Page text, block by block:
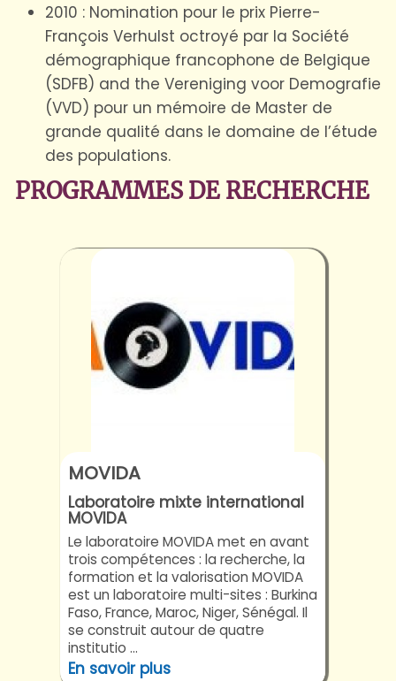
2010 : Nomination pour le prix Pierre-
François Verhulst octroyé par la Société
démographique francophone de Belgique
(SDFB) and the Vereniging voor Demografie
(VVD) pour un mémoire de Master de
grande qualité dans le domaine de l’étude
des populations.
PROGRAMMES DE RECHERCHE
MOVIDA
Laboratoire mixte international
MOVIDA
Le laboratoire MOVIDA met en avant
trois compétences : la recherche, la
formation et la valorisation MOVIDA
est un laboratoire multi-sites : Burkina
Faso, France, Maroc, Niger, Sénégal. Il
se construit autour de quatre
institutio ...
En savoir plus